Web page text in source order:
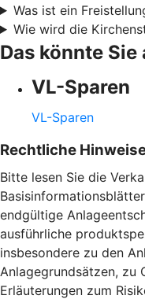
Was ist ein
Wie wird die
Das könnte
VL-Sparen
VL-Sparen
Rechtliche
Bitte lesen Sie die
endgültige
ausführliche
insbesondere zu den
Anlagegrundsätzen, zu
Erläuterungen zum